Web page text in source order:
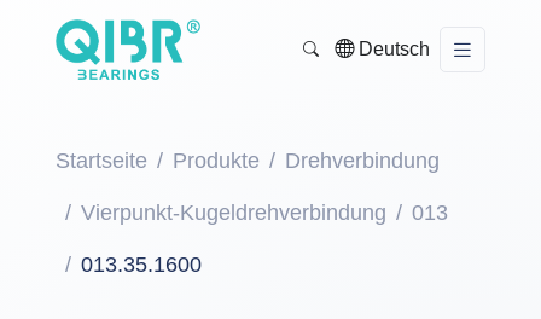
Deutsch
Startseite Produkte Drehverbindung
Vierpunkt-Kugeldrehverbindung 013
013.35.1600